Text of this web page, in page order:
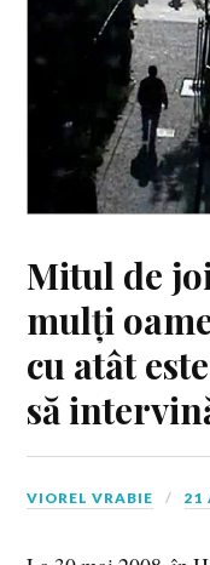
Mitul de
mulți
cu atât
să
VIOREL VRABIE 21